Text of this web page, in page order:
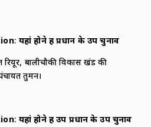
: यहां होने हैं प्रधान के उप चुनाव
बालीचौकी विकास खंड की
तुमन।
: यहां होने हैं उप प्रधान के उप चुनाव